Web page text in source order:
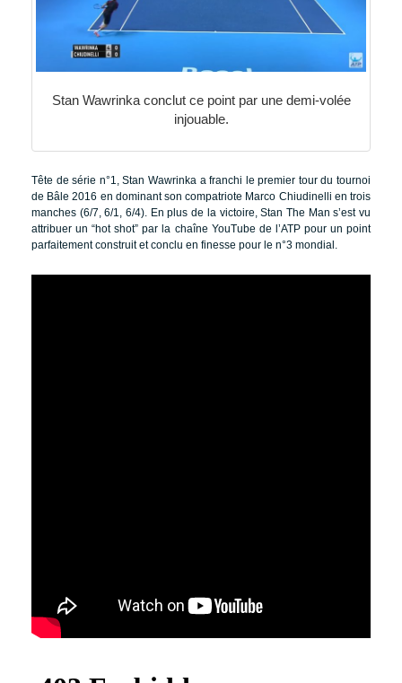
Stan Wawrinka conclut ce point par une demi-volée
injouable.
Tête de série n°1, Stan Wawrinka a franchi le premier tour du tournoi
de Bâle 2016 en dominant son compatriote Marco Chiudinelli en trois
manches (6/7, 6/1, 6/4). En plus de la victoire, Stan The Man s’est vu
attribuer un “hot shot” par la chaîne YouTube de l’ATP pour un point
parfaitement construit et conclu en finesse pour le n°3 mondial.